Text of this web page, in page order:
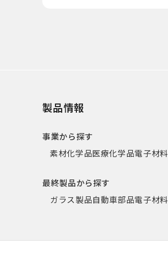
製品情報
事業から探す
素材化学品医療化学品電子材料
最終製品から探す
ガラス製品自動車部品電子材料